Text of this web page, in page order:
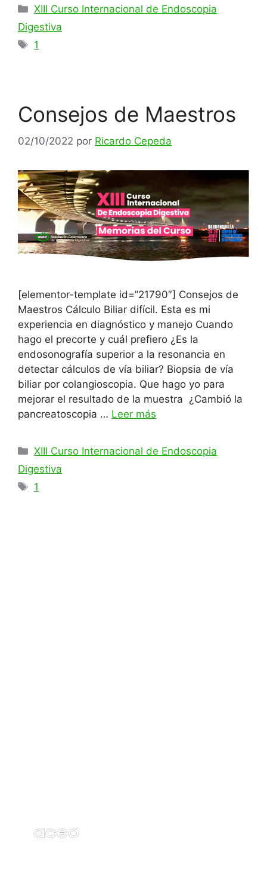
Categorías
XIII Curso Internacional de Endoscopia
Digestiva
Etiquetas
1
Consejos de Maestros
02/10/2022 por Ricardo Cepeda
[elementor-template id=”21790″] Consejos de
Maestros Cálculo Biliar difícil. Esta es mi
experiencia en diagnóstico y manejo Cuando
hago el precorte y cuál prefiero ¿Es la
endosonografía superior a la resonancia en
detectar cálculos de vía biliar? Biopsia de vía
biliar por colangioscopia. Que hago yo para
mejorar el resultado de la muestra ¿Cambió la
pancreatoscopia … Leer más
Categorías
XIII Curso Internacional de Endoscopia
Digestiva
Etiquetas
1